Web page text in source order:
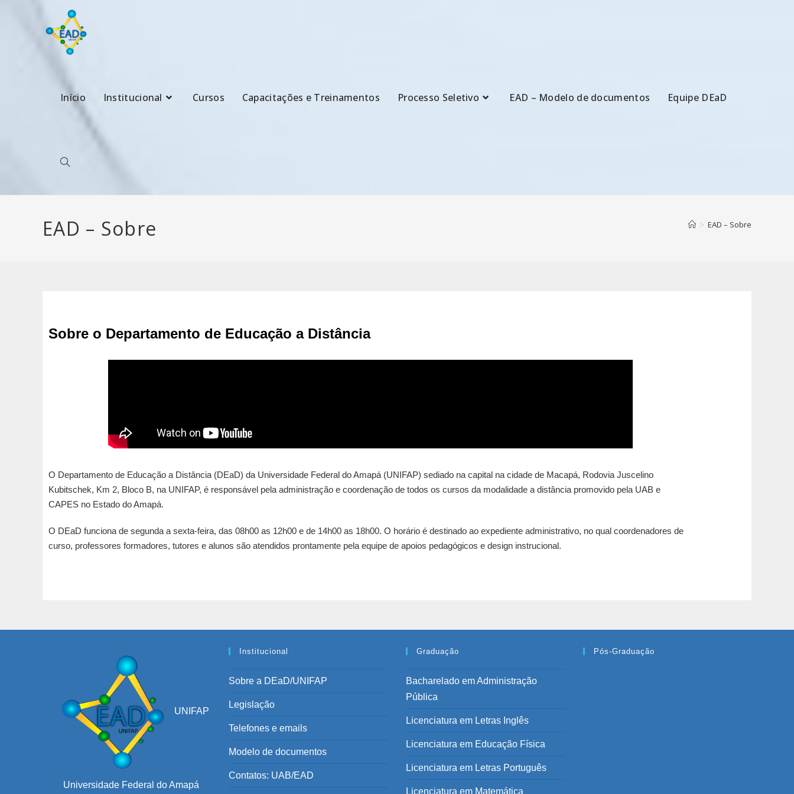
Início Institucional Cursos Capacitações e Treinamentos Processo Seletivo EAD – Modelo de documentos Equipe DEaD
EAD – Sobre > EAD – Sobre
Sobre o Departamento de Educação a Distância
O Departamento de Educação a Distância (DEaD) da Universidade Federal do Amapá (UNIFAP) sediado na capital na cidade de Macapá, Rodovia Juscelino
Kubitschek, Km 2, Bloco B, na UNIFAP, é responsável pela administração e coordenação de todos os cursos da modalidade a distância promovido pela UAB e
CAPES no Estado do Amapá.
O DEaD funciona de segunda a sexta-feira, das 08h00 as 12h00 e de 14h00 as 18h00. O horário é destinado ao expediente administrativo, no qual coordenadores de
curso, professores formadores, tutores e alunos são atendidos prontamente pela equipe de apoios pedagógicos e design instrucional.
UNIFAP
Universidade Federal do Amapá
Institucional
Sobre a DEaD/UNIFAP
Legislação
Telefones e emails
Modelo de documentos
Contatos: UAB/EAD
Graduação
Bacharelado em Administração
Pública
Licenciatura em Letras Inglês
Licenciatura em Educação Física
Licenciatura em Letras Português
Licenciatura em Matemática
Pós-Graduação